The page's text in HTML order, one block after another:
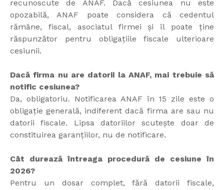
recunoscute de ANAF. Dacă cesiunea nu este
opozabilă, ANAF poate considera că cedentul
rămâne, fiscal, asociatul firmei și îl poate ține
răspunzător pentru obligațiile fiscale ulterioare
cesiunii.
Dacă firma nu are datorii la ANAF, mai trebuie să
notific cesiunea?
Da, obligatoriu. Notificarea ANAF în 15 zile este o
obligație generală, indiferent dacă firma are sau nu
datorii fiscale. Lipsa datoriilor scutește doar de
constituirea garanțiilor, nu de notificare.
Cât durează întreaga procedură de cesiune în
2026?
Pentru un dosar complet, fără datorii fiscale,